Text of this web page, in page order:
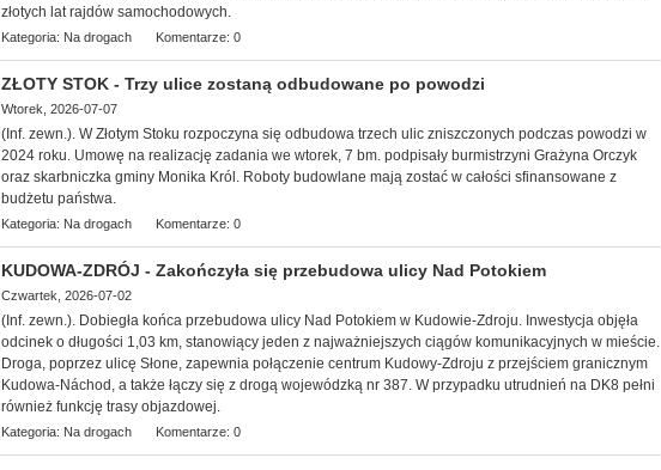
złotych lat rajdów samochodowych.
Kategoria: Na drogach Komentarze: 0
ZŁOTY STOK - Trzy ulice zostaną odbudowane po powodzi
Wtorek, 2026-07-07
(Inf. zewn.). W Złotym Stoku rozpoczyna się odbudowa trzech ulic zniszczonych podczas powodzi w
2024 roku. Umowę na realizację zadania we wtorek, 7 bm. podpisały burmistrzyni Grażyna Orczyk
oraz skarbniczka gminy Monika Król. Roboty budowlane mają zostać w całości sfinansowane z
budżetu państwa.
Kategoria: Na drogach Komentarze: 0
KUDOWA-ZDRÓJ - Zakończyła się przebudowa ulicy Nad Potokiem
Czwartek, 2026-07-02
(Inf. zewn.). Dobiegła końca przebudowa ulicy Nad Potokiem w Kudowie-Zdroju. Inwestycja objęła
odcinek o długości 1,03 km, stanowiący jeden z najważniejszych ciągów komunikacyjnych w mieście.
Droga, poprzez ulicę Słone, zapewnia połączenie centrum Kudowy-Zdroju z przejściem granicznym
Kudowa-Náchod, a także łączy się z drogą wojewódzką nr 387. W przypadku utrudnień na DK8 pełni
również funkcję trasy objazdowej.
Kategoria: Na drogach Komentarze: 0